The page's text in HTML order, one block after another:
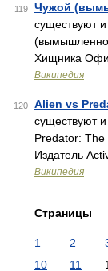
119 Чужой
существуют
Хищника
Википедия
120 Alien vs
существуют
Predator: The
Издатель
Википедия
Страницы
1 2
10
11